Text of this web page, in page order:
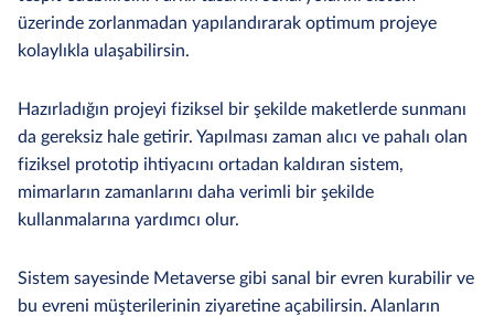
üzerinde zorlanmadan yapılandırarak optimum projeye
kolaylıkla ulaşabilirsin.
Hazırladığın projeyi fiziksel bir şekilde maketlerde sunmanı
da gereksiz hale getirir. Yapılması zaman alıcı ve pahalı olan
fiziksel prototip ihtiyacını ortadan kaldıran sistem,
mimarların zamanlarını daha verimli bir şekilde
kullanmalarına yardımcı olur.
Sistem sayesinde Metaverse gibi sanal bir evren kurabilir ve
bu evreni müşterilerinin ziyaretine açabilirsin. Alanların